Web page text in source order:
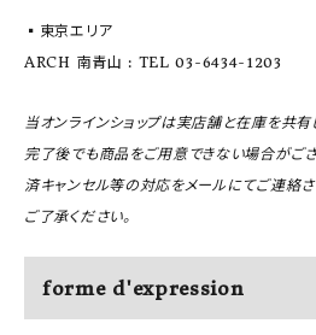
▪️東京エリア
ARCH 南青山 : TEL 03-6434-1203
当オンラインショップは実店舗と在庫を共有
完了後でも商品をご用意できない場合がござ
済キャンセル等の対応をメールにてご連絡さ
ご了承ください。
forme d'expression